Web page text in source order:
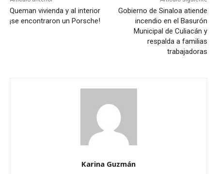
Queman vivienda y al interior
¡se encontraron un Porsche!
Gobierno de Sinaloa atiende
incendio en el Basurón
Municipal de Culiacán y
respalda a familias
trabajadoras
Karina Guzmán